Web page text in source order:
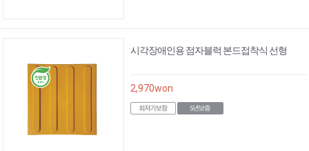
시각장애인용 점자블럭 본드접착식 선형
2,970won